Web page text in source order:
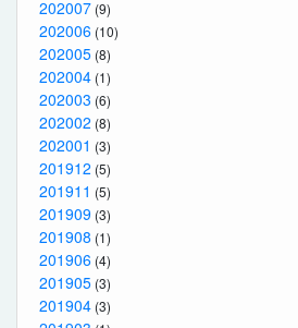
202007 (9)
202006 (10)
202005 (8)
202004 (1)
202003 (6)
202002 (8)
202001 (3)
201912 (5)
201911 (5)
201909 (3)
201908 (1)
201906 (4)
201905 (3)
201904 (3)